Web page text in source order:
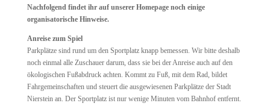
Nachfolgend findet ihr auf unserer Homepage noch einige
organisatorische Hinweise.
Anreise zum Spiel
Parkplätze sind rund um den Sportplatz knapp bemessen. Wir bitte deshalb
noch einmal alle Zuschauer darum, dass sie bei der Anreise auch auf den
ökologischen Fußabdruck achten. Kommt zu Fuß, mit dem Rad, bildet
Fahrgemeinschaften und steuert die ausgewiesenen Parkplätze der Stadt
Nierstein an. Der Sportplatz ist nur wenige Minuten vom Bahnhof entfernt.